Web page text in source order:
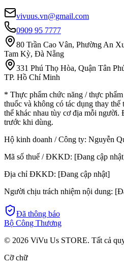
vivuus.vn@gmail.com
0909 95 7777
80 Trần Cao Vân, Phường An
Tam Kỳ, Đà Nẵng
331 Phú Thọ Hòa, Quận Tân
TP. Hồ Chí Minh
* Thực phẩm chức năng / thực
thuốc và không có tác dụng thay
thể khác nhau tùy cơ địa mỗi
trước khi dùng.
Hộ kinh doanh / Công ty: Nguyễn
Mã số thuế / ĐKKD: [Đang cập
Địa chỉ ĐKKD: [Đang cập nhật]
Người chịu trách nhiệm nội dung:
Đã thông báo
Bộ Công Thương
© 2026 ViVu Us STORE. Tất cả
Cỡ chữ